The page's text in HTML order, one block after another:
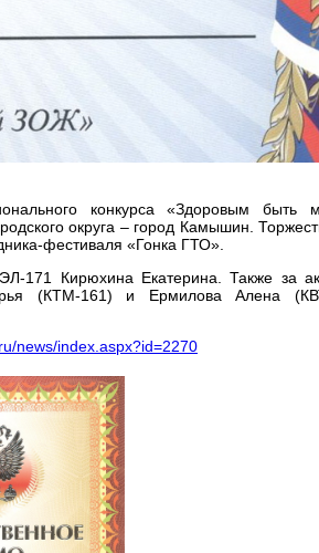
конкурса «Здоровым быть
округа – город Камышин.
фестиваля «Гонка ГТО».
171 Кирюхина Екатерина. Также за
(КТМ-161) и Ермилова Алена
news/index.aspx?id=2270